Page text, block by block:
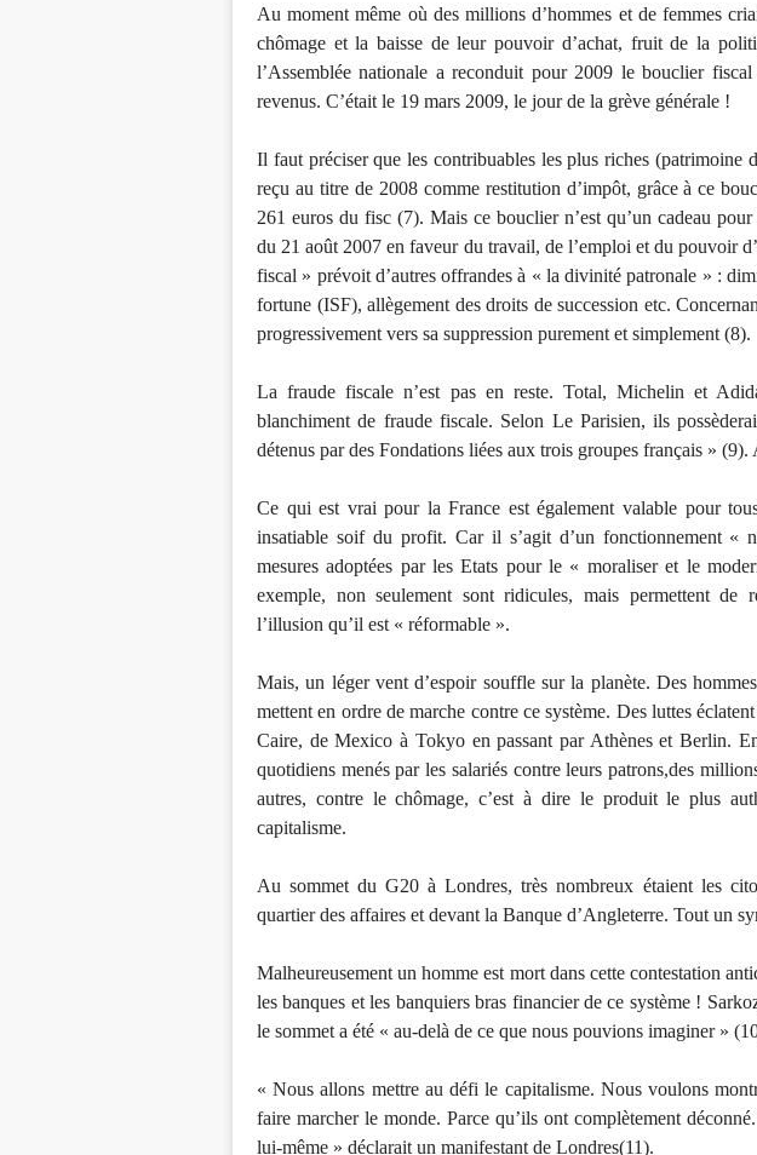
Au moment même où des millions d’hommes et de femmes
chômage et la baisse de leur pouvoir d’achat, fruit de la
l’Assemblée nationale a reconduit pour 2009 le bouclier
revenus. C’était le 19 mars 2009, le jour de la grève générale !
Il faut préciser que les contribuables les plus riches (patrimoine
reçu au titre de 2008 comme restitution d’impôt, grâce à ce
261 euros du fisc (7). Mais ce bouclier n’est qu’un cadeau
du 21 août 2007 en faveur du travail, de l’emploi et du pouvoir
fiscal » prévoit d’autres offrandes à « la divinité patronale » :
fortune (ISF), allègement des droits de succession etc.
progressivement vers sa suppression purement et simplement (8).
La fraude fiscale n’est pas en reste. Total, Michelin et
blanchiment de fraude fiscale. Selon Le Parisien, ils
détenus par des Fondations liées aux trois groupes français »
Ce qui est vrai pour la France est également valable pour
insatiable soif du profit. Car il s’agit d’un fonctionnement «
mesures adoptées par les Etats pour le « moraliser et le
exemple, non seulement sont ridicules, mais permettent de
l’illusion qu’il est « réformable ».
Mais, un léger vent d’espoir souffle sur la planète. Des
mettent en ordre de marche contre ce système. Des luttes
Caire, de Mexico à Tokyo en passant par Athènes et Berlin.
quotidiens menés par les salariés contre leurs patrons,des
autres, contre le chômage, c’est à dire le produit le plus
capitalisme.
Au sommet du G20 à Londres, très nombreux étaient les
quartier des affaires et devant la Banque d’Angleterre. Tout un
Malheureusement un homme est mort dans cette contestation
les banques et les banquiers bras financier de ce système !
le sommet a été « au-delà de ce que nous pouvions imaginer »
« Nous allons mettre au défi le capitalisme. Nous voulons
faire marcher le monde. Parce qu’ils ont complètement
lui-même » déclarait un manifestant de Londres(11).